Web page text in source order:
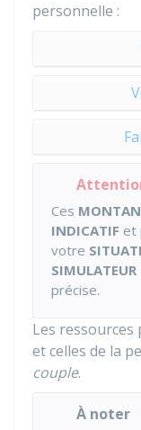
personnelle :
Ces
INDICATIF et
votre
SIMULATEUR
précise.
Les ressources
et celles de la
couple.
À noter